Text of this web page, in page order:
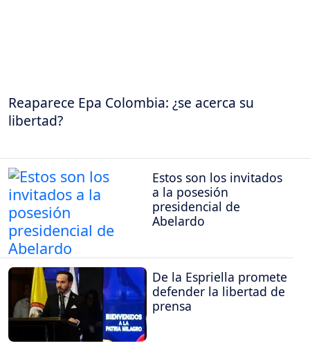
Reaparece Epa Colombia: ¿se acerca su
libertad?
Estos son los invitados
a la posesión
presidencial de
Abelardo
De la Espriella promete
defender la libertad de
prensa